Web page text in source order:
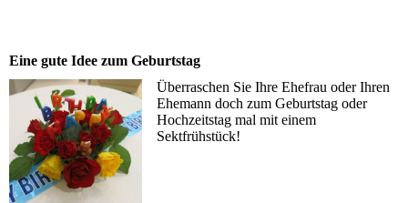
Eine gute Idee zum Geburtstag
Überraschen Sie Ihre Ehefrau oder Ihren
Ehemann doch zum Geburtstag oder
Hochzeitstag mal mit einem
Sektfrühstück!